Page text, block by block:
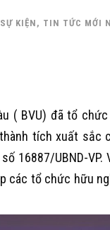
KIỆN , TIN TỨC MỚI
( BVU) đã tổ
tích xuất sắc
16887/UBND-
các tổ chức hữu